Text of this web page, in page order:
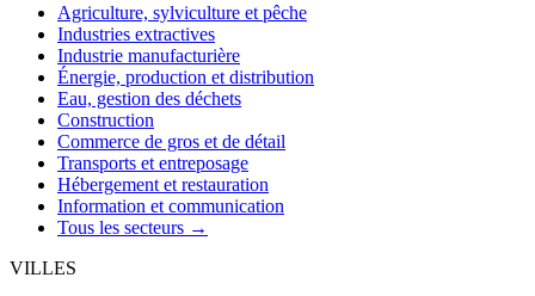
Agriculture, sylviculture et pêche
Industries extractives
Industrie manufacturière
Énergie, production et distribution
Eau, gestion des déchets
Construction
Commerce de gros et de détail
Transports et entreposage
Hébergement et restauration
Information et communication
Tous les secteurs →
VILLES